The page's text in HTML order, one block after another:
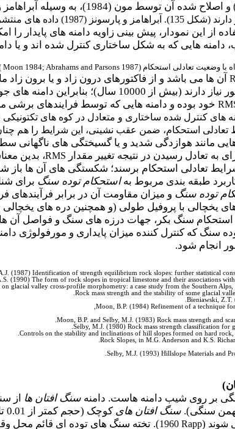
داده های منتشر شده
از این نمودار، پیش بینی زاویه دامنه های
هایی که به شکل ساختاری کنترل شده اند و یا
با وضعیت تعادلی استحکام (Moon 1984; Abrahams and Parsons 1987
آن ها می باشد و از فاکتورهای درون زاد و یا برون زاد
اغلب در وضعیت تعادلی استحکام نیستند(
خود بوده و دامنه هایی که توسط فرایندهای برشی
دامنه های کنترل شده ساختاری و متعادل در کوه های
تعادلی استحکام، ضمن عقب نشینی، این شرایط را هم
مانند هوازدگی شدید و یا گسیختگی های ناگهانی
به تعادل رسیدن در نتیجه تغییر مقدار RMS، بدین
تعادلی استحکام برسند؛ شکستگی های آن ها باز
طبقه بندی مربوط بهاستحکام توده سنگ برای
توده سنگ و میزان مقاومت آن در برابر
یخچالی با پروفیل طولی (و همچنین دره های یخچالی
سنگ بکر، جهات درزه های سنگ و فواصل آن
که کنترل کننده میزان پایداری و مورفولوژی
انجام شود.
(1987) Identification of strength equilibrium rock slopes: further statistical
(1990) The form of rock slopes in tropical limestone and their associations
glacial valley cross-profile morphometry: a case study from the Southern Alps,
Bieniawski, Z.T.
Moon, B.P. (1984) Refinement of a technique
Moon, B.P. and Selby, M.J. (1983) Rock mass strength and
Selby, M.J. (1980) Rock mass strength classification
Selby, M.J. (1993) Hillslope Materials and
بر روی شیب دامنه هاست. دامنه سنگ افتان ها از
سنگی). سنگ افتان های
شوند (
Rapp
1960). تخته سنگ های توده ای قائم محل